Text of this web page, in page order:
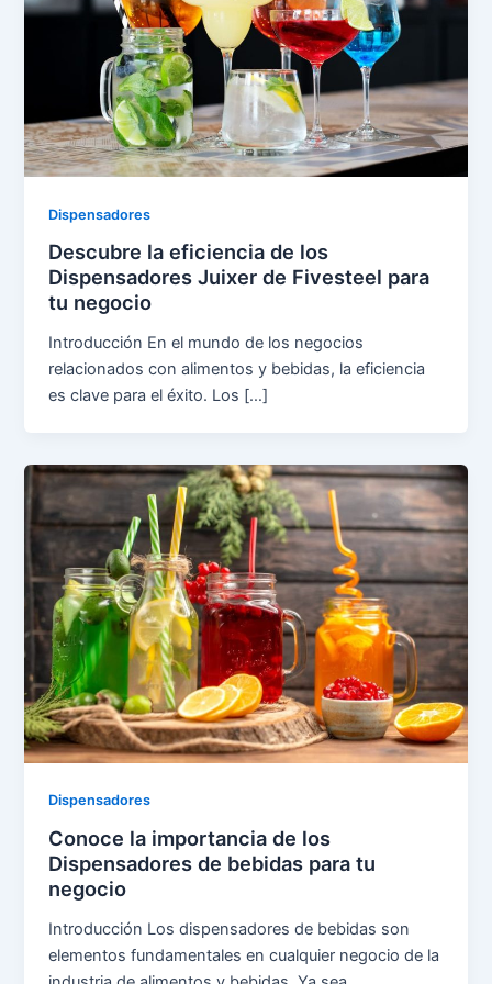
Dispensadores
Descubre la eficiencia de los
Dispensadores Juixer de Fivesteel para
tu negocio
Introducción En el mundo de los negocios
relacionados con alimentos y bebidas, la eficiencia
es clave para el éxito. Los […]
Dispensadores
Conoce la importancia de los
Dispensadores de bebidas para tu
negocio
Introducción Los dispensadores de bebidas son
elementos fundamentales en cualquier negocio de la